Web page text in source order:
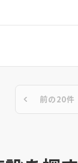
前の20件